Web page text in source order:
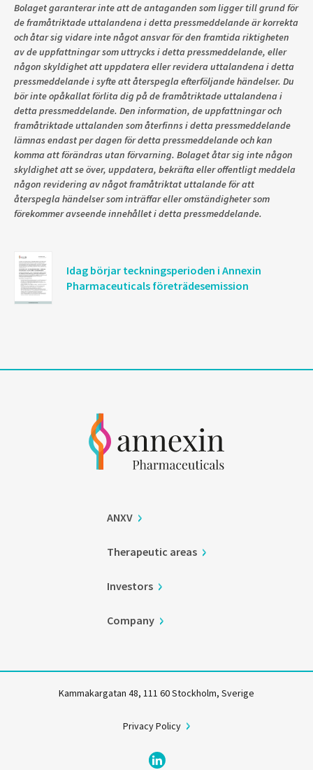
Bolaget garanterar inte att de antaganden som ligger till grund för
de framåtriktade uttalandena i detta pressmeddelande är korrekta
och åtar sig vidare inte något ansvar för den framtida riktigheten
av de uppfattningar som uttrycks i detta pressmeddelande, eller
någon skyldighet att uppdatera eller revidera uttalandena i detta
pressmeddelande i syfte att återspegla efterföljande händelser. Du
bör inte opåkallat förlita dig på de framåtriktade uttalandena i
detta pressmeddelande. Den information, de uppfattningar och
framåtriktade uttalanden som återfinns i detta pressmeddelande
lämnas endast per dagen för detta pressmeddelande och kan
komma att förändras utan förvarning. Bolaget åtar sig inte någon
skyldighet att se över, uppdatera, bekräfta eller offentligt meddela
någon revidering av något framåtriktat uttalande för att
återspegla händelser som inträffar eller omständigheter som
förekommer avseende innehållet i detta pressmeddelande.
Idag börjar teckningsperioden i Annexin
Pharmaceuticals företrädesemission
ANXV
Therapeutic areas
Investors
Company
Kammakargatan 48, 111 60 Stockholm, Sverige
Privacy Policy